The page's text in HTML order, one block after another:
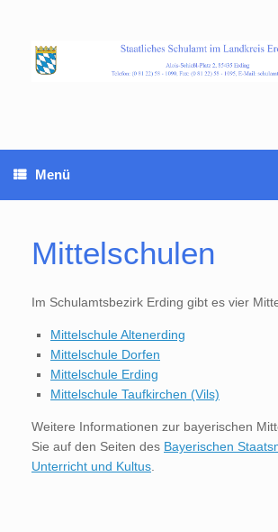
Menü
Mittelschulen
Im Schulamtsbezirk Erding gibt es vier
Mittelschule Altenerding
Mittelschule Dorfen
Mittelschule Erding
Mittelschule Taufkirchen (Vils)
Weitere Informationen zur bayerischen
Sie auf den Seiten des Bayerischen
Unterricht und Kultus.